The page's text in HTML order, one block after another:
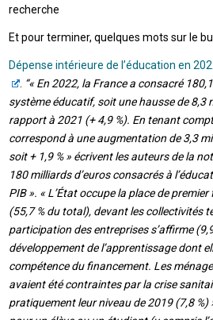
recherche
Et pour terminer, quelques mots sur le
Dépense intérieure de l’éducation en
. “« En 2022, la France a consacré
système éducatif, soit une hausse de 8,3
rapport à 2021 (+ 4,9 %). En tenant
correspond à une augmentation de 3,3
soit + 1,9 % » écrivent les auteurs de la
180 milliards d’euros consacrés à
PIB ». « L’État occupe la place de
(55,7 % du total), devant les collectivités
participation des entreprises s’affirme
développement de l’apprentissage dont
compétence du financement. Les
avaient été contraintes par la crise
pratiquement leur niveau de 2019 (7,8 %)